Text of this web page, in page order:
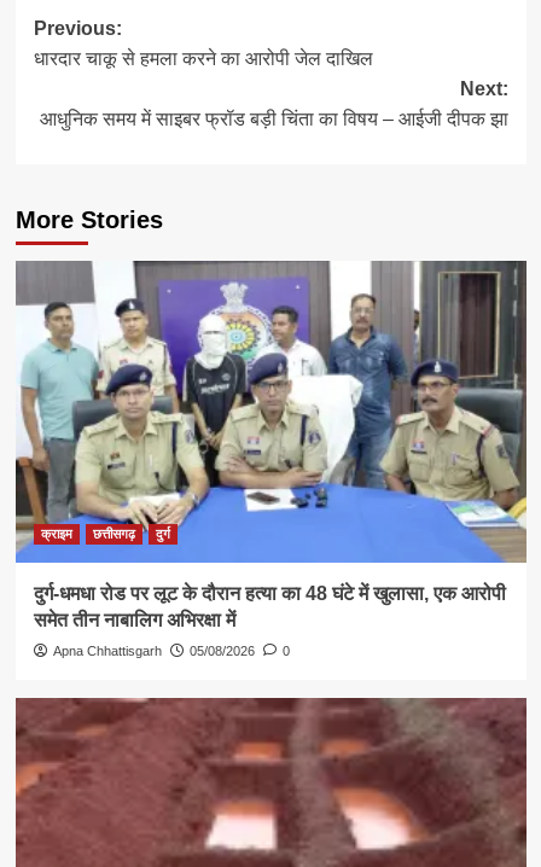
Post
navigation
Previous:
धारदार चाकू से हमला करने का आरोपी जेल दाखिल
Next:
आधुनिक समय में साइबर फ्रॉड बड़ी चिंता का विषय – आईजी दीपक झा
More Stories
क्राइम छत्तीसगढ़ दुर्ग
दुर्ग-धमधा रोड पर लूट के दौरान हत्या का 48 घंटे में खुलासा, एक आरोपी
समेत तीन नाबालिग अभिरक्षा में
Apna Chhattisgarh 05/08/2026 0